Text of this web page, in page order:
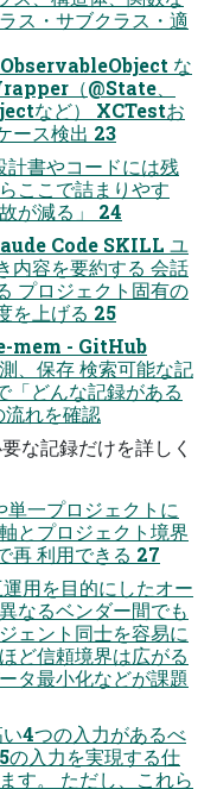
ス・サブクラス・適
な
（@State、
など） XCTestお
ース検出 23
計書やコードには残
ここで詰まりやす
が減る」 24
Code SKILL ユ
内容を要約する 会話
プロジェクト固有の
を上げる 25
mem - GitHub
、保存 検索可能な記
どんな記録がある
れを確認
な記録だけを詳しく
一プロジェクトに
とプロジェクト境界
再 利用できる 27
用を目的にしたオー
なるベンダー間でも
ェント同士を容易に
ど信頼境界は広がる
タ最小化などが課題
4つの入力があるべ
の入力を実現する仕
す。 ただし、これら